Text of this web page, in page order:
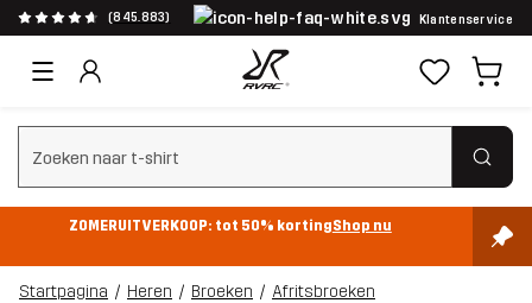
(845.883) Klantenservice
Zoeken wissen
ZOMERUITVERKOOP: tot 50% kortingShop nu
Startpagina Heren Broeken Afritsbroeken